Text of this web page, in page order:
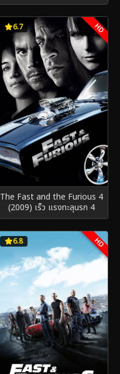
6.7 HD
The Fast and the Furious 4
(2009) เร็ว แรงทะลุนรก 4
6.8 HD